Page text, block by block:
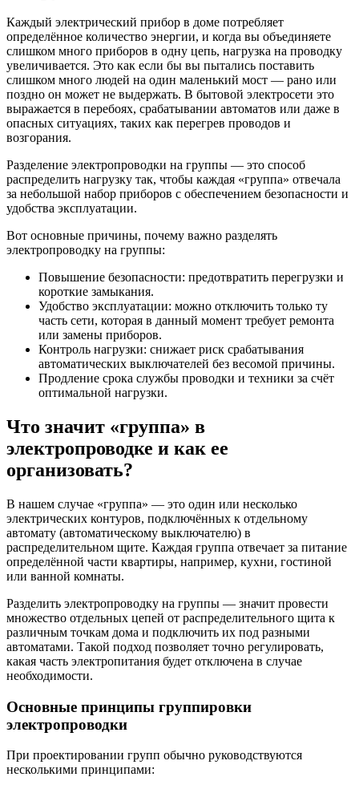
Каждый электрический прибор в доме потребляет
определённое количество энергии, и когда вы объединяете
слишком много приборов в одну цепь, нагрузка на проводку
увеличивается. Это как если бы вы пытались поставить
слишком много людей на один маленький мост — рано или
поздно он может не выдержать. В бытовой электросети это
выражается в перебоях, срабатывании автоматов или даже в
опасных ситуациях, таких как перегрев проводов и
возгорания.
Разделение электропроводки на группы — это способ
распределить нагрузку так, чтобы каждая «группа» отвечала
за небольшой набор приборов с обеспечением безопасности и
удобства эксплуатации.
Вот основные причины, почему важно разделять
электропроводку на группы:
Повышение безопасности: предотвратить перегрузки и
короткие замыкания.
Удобство эксплуатации: можно отключить только ту
часть сети, которая в данный момент требует ремонта
или замены приборов.
Контроль нагрузки: снижает риск срабатывания
автоматических выключателей без весомой причины.
Продление срока службы проводки и техники за счёт
оптимальной нагрузки.
Что значит «группа» в
электропроводке и как ее
организовать?
В нашем случае «группа» — это один или несколько
электрических контуров, подключённых к отдельному
автомату (автоматическому выключателю) в
распределительном щите. Каждая группа отвечает за питание
определённой части квартиры, например, кухни, гостиной
или ванной комнаты.
Разделить электропроводку на группы — значит провести
множество отдельных цепей от распределительного щита к
различным точкам дома и подключить их под разными
автоматами. Такой подход позволяет точно регулировать,
какая часть электропитания будет отключена в случае
необходимости.
Основные принципы группировки
электропроводки
При проектировании групп обычно руководствуются
несколькими принципами: